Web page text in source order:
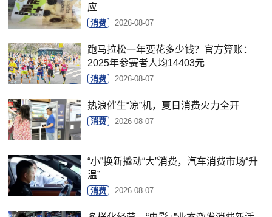
应
消费 2026-08-07
跑马拉松一年要花多少钱？官方算账：
2025年参赛者人均14403元
消费 2026-08-07
热浪催生“凉”机，夏日消费火力全开
消费 2026-08-07
“小”换新撬动“大”消费，汽车消费市场“升
温”
消费 2026-08-07